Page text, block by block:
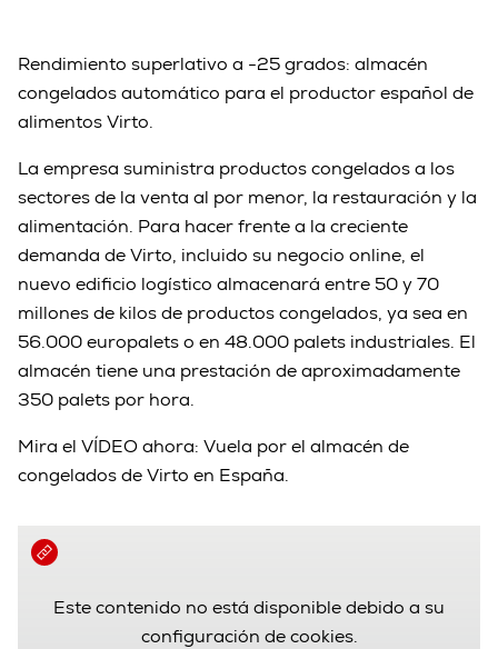
Este contenido no está disponible debido a su
configuración de cookies.
Rendimiento superlativo a -25 grados: almacén
congelados automático para el productor español de
alimentos Virto.
La empresa suministra productos congelados a los
sectores de la venta al por menor, la restauración y la
alimentación. Para hacer frente a la creciente
demanda de Virto, incluido su negocio online, el
nuevo edificio logístico almacenará entre 50 y 70
millones de kilos de productos congelados, ya sea en
56.000 europalets o en 48.000 palets industriales. El
almacén tiene una prestación de aproximadamente
350 palets por hora.
Mira el VÍDEO ahora: Vuela por el almacén de
congelados de Virto en España.